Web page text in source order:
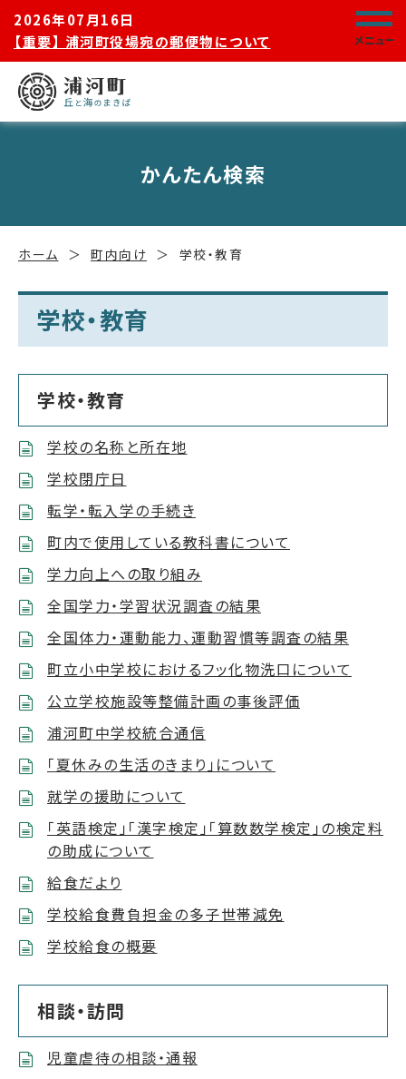
2026年07月16日
【重要】 浦河町役場宛の郵便物について
メニュー
かんたん検索
ホーム 町内向け 学校・教育
学校・教育
学校・教育
学校の名称と所在地
学校閉庁日
転学・転入学の手続き
町内で使用している教科書について
学力向上への取り組み
全国学力・学習状況調査の結果
全国体力・運動能力、運動習慣等調査の結果
町立小中学校におけるフッ化物洗口について
公立学校施設等整備計画の事後評価
浦河町中学校統合通信
「夏休みの生活のきまり」について
就学の援助について
「英語検定」「漢字検定」「算数数学検定」の検定料
の助成について
給食だより
学校給食費負担金の多子世帯減免
学校給食の概要
相談・訪問
児童虐待の相談・通報